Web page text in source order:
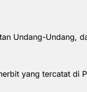
Undang-Undang,
yang tercatat di